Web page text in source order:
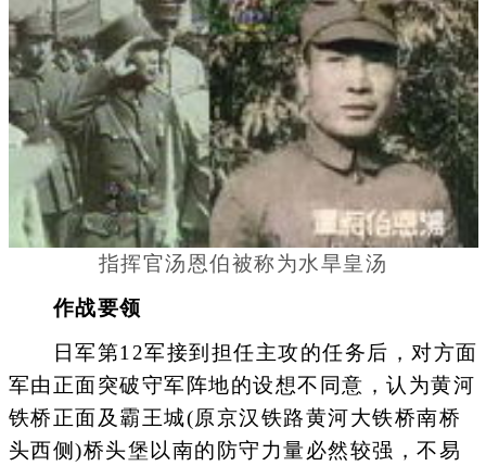
指挥官汤恩伯被称为水旱皇汤
作战要领
日军第12军接到担任主攻的任务后，对方面
军由正面突破守军阵地的设想不同意，认为黄河
铁桥正面及霸王城(原京汉铁路黄河大铁桥南桥
头西侧)桥头堡以南的防守力量必然较强，不易